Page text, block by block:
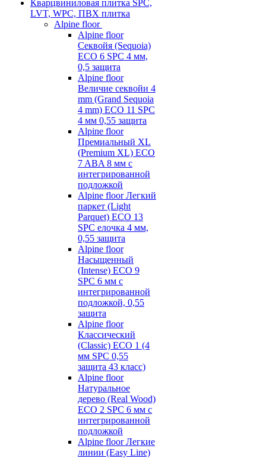
Кварцвиниловая плитка SPC,
LVT, WPC, ПВХ плитка
Alpine floor
Alpine floor
Секвойя (Sequoia)
ECO 6 SPC 4 мм,
0,5 защита
Alpine floor
Величие секвойи 4
mm (Grand Sequoia
4 mm) ECO 11 SPC
4 мм 0,55 защита
Alpine floor
Премиальный XL
(Premium XL) ECO
7 ABA 8 мм с
интегрированной
подложкой
Alpine floor Легкий
паркет (Light
Parquet) ECO 13
SPC елочка 4 мм,
0,55 защита
Alpine floor
Насыщенный
(Intense) ECO 9
SPC 6 мм с
интегрированной
подложкой, 0,55
защита
Alpine floor
Классический
(Classic) ECO 1 (4
мм SPC 0,55
защита 43 класс)
Alpine floor
Натуральное
дерево (Real Wood)
ECO 2 SPC 6 мм с
интегрированной
подложкой
Alpine floor Легкие
линии (Easy Line)